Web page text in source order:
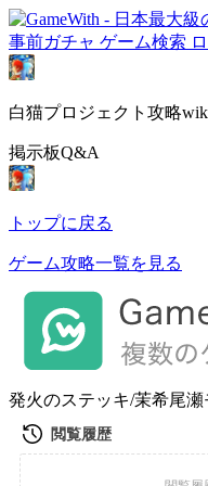
事前ガチャ ゲーム検索
白猫プロジェクト攻略
掲示板Q&A
トップに戻る
ゲーム攻略一覧を見る
発火のステッキ/茉希尾